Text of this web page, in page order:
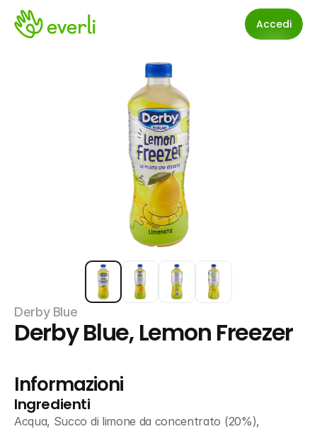
Accedi
Derby Blue
Derby Blue, Lemon Freezer
Informazioni
Ingredienti
Acqua, Succo di limone da concentrato (20%),